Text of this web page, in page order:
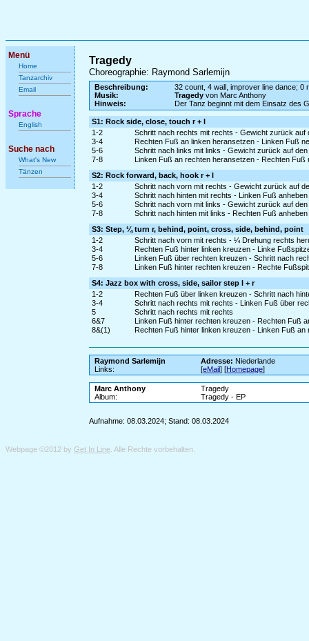
Menü
Home
Tanzarchiv
Email
Sprache
English
Suche nach
What's New
Tänzen
Tragedy
Choreographie: Raymond Sarlemijn
Beschreibung:
32 count, 4 wall, improver line dance; 0
Musik:
Tragedyvon Marc Anthony
Hinweis:
Der Tanz beginnt mit dem Einsatz des
S1: Rock side, close, touch r + l
1-2
Schritt nach rechts mit rechts - Gewicht zurück auf
3-4
Rechten Fuß an linken heransetzen - Linken Fuß
5-6
Schritt nach links mit links - Gewicht zurück auf
7-8
Linken Fuß an rechten heransetzen - Rechten Fuß
S2: Rock forward, back, hook r + l
1-2
Schritt nach vorn mit rechts - Gewicht zurück auf
3-4
Schritt nach hinten mit rechts - Linken Fuß
5-6
Schritt nach vorn mit links - Gewicht zurück auf
7-8
Schritt nach hinten mit links - Rechten Fuß
S3: Step, ¼ turn r, behind, point, cross, side, behind, point
1-2
Schritt nach vorn mit rechts - ¼ Drehung rechts
3-4
Rechten Fuß hinter linken kreuzen - Linke
5-6
Linken Fuß über rechten kreuzen - Schritt nach
7-8
Linken Fuß hinter rechten kreuzen - Rechte
S4: Jazz box with cross, side, sailor step l + r
1-2
Rechten Fuß über linken kreuzen - Schritt nach
3-4
Schritt nach rechts mit rechts - Linken Fuß über
5
Schritt nach rechts mit rechts
6&7
Linken Fuß hinter rechten kreuzen - Rechten Fuß
8&(1)
Rechten Fuß hinter linken kreuzen - Linken Fuß
Raymond Sarlemijn Adresse: Niederlande
Links:
[eMail] [Homepage]
Marc Anthony
Tragedy
Album:
Tragedy - EP
Aufnahme: 08.03.2024; Stand: 08.03.2024
Webpage ©2012 by Get In Line . Alle Rechte vorbehalten.